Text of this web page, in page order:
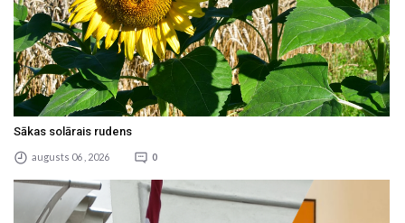
Sākas solārais rudens
augusts 06 , 2026 0